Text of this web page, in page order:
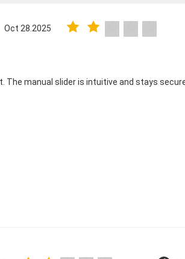
Oct 28.2025
The manual slider is intuitive and stays